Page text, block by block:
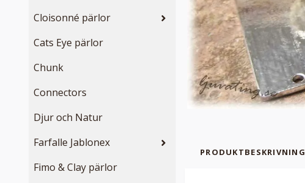
Cloisonné pärlor
Cats Eye pärlor
Chunk
Connectors
Djur och Natur
Farfalle Jablonex
Fimo & Clay pärlor
PRODUKTBESKRIVNING